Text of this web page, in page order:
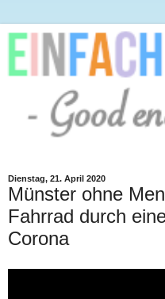
Dienstag, 21. April 2020
Münster ohne
Fahrrad durch
Corona